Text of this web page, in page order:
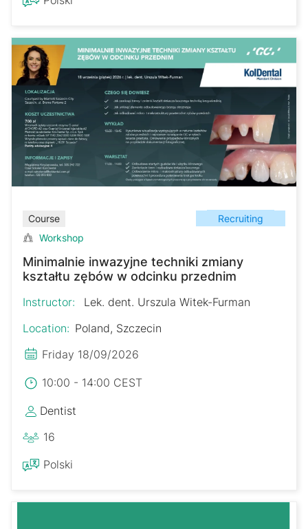
Course
Recruiting
Workshop
Minimalnie inwazyjne techniki zmiany
kształtu zębów w odcinku przednim
Instructor:
Lek. dent. Urszula Witek-Furman
Location: Poland, Szczecin
Friday 18/09/2026
10:00 - 14:00 CEST
Dentist
16
Polski